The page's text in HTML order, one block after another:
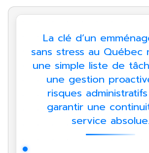
La clé d’un
sans stress au Québec
une simple liste de
une gestion
risques
garantir une
service absolue.